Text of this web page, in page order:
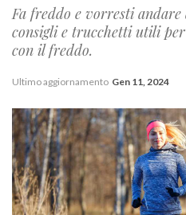
Fa freddo e vorresti
consigli e trucchetti utili
con il freddo.
Ultimo aggiornamento Gen 11, 2024